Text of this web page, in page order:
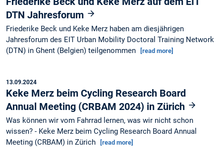
DTN Jahresforum
Friederike Beck und Keke Merz haben am diesjährigen
Jahresforum des EIT Urban Mobility Doctoral Training Network
(DTN) in Ghent (Belgien) teilgenommen
[read more]
13.09.2024
Keke Merz beim Cycling Research Board
Annual Meeting (CRBAM 2024) in Zürich
Was können wir vom Fahrrad lernen, was wir nicht schon
wissen? - Keke Merz beim Cycling Research Board Annual
Meeting (CRBAM) in Zürich
[read more]